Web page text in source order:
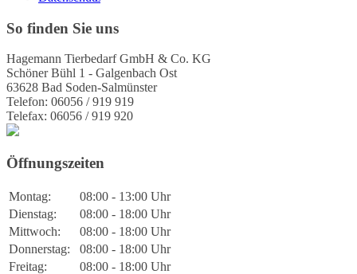
So finden Sie uns
Hagemann Tierbedarf GmbH & Co. KG
Schöner Bühl 1 - Galgenbach Ost
63628 Bad Soden-Salmünster
Telefon: 06056 / 919 919
Telefax: 06056 / 919 920
Öffnungszeiten
Montag:
08:00 - 13:00 Uhr
Dienstag:
08:00 - 18:00 Uhr
Mittwoch:
08:00 - 18:00 Uhr
Donnerstag:
08:00 - 18:00 Uhr
Freitag:
08:00 - 18:00 Uhr